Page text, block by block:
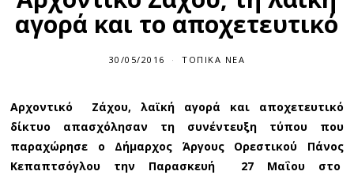
αγορά και το αποχετευτικό
30/05/2016
5
2
0
1
6
ΤΟΠΙΚΆ ΝΈΑ
Αρχοντικό Ζάχου, λαϊκή αγορά και αποχετευτικό
δίκτυο απασχόλησαν τη συνέντευξη τύπου που
παραχώρησε ο Δήμαρχος Άργους Ορεστικού Πάνος
Κεπαπτσόγλου την Παρασκευή 27 Μαΐου στο